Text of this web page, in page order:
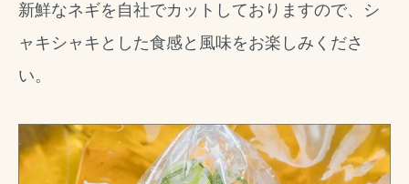
新鮮なネギを自社でカットしておりますので、シ
ャキシャキとした食感と風味をお楽しみくださ
い。